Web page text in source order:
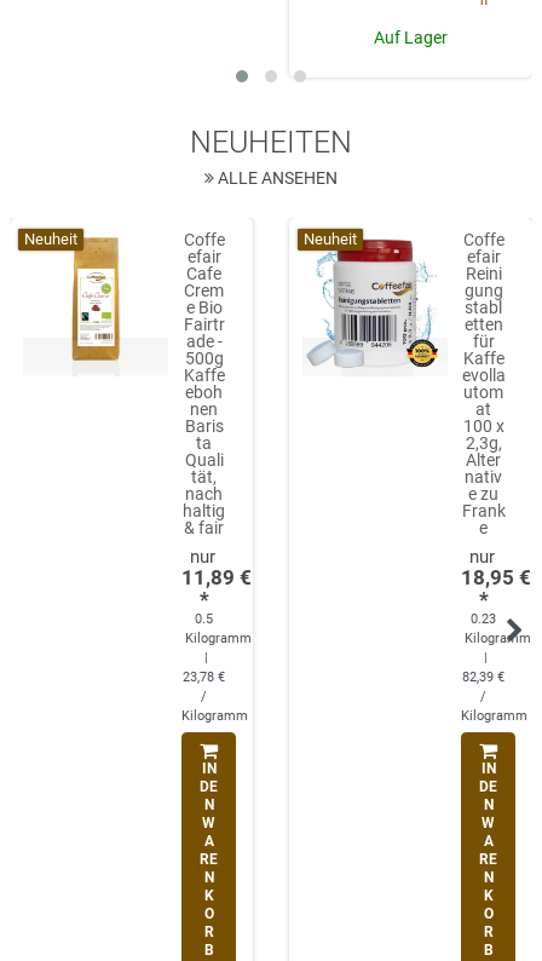
Auf Lager
NEUHEITEN
ALLE ANSEHEN
Neuheit
Coffe
efair
Cafe
Crem
e Bio
Fairtr
ade -
500g
Kaffe
eboh
nen
Baris
ta
Quali
tät,
nach
haltig
& fair
11,89 €
*
0.5
Kilogramm
23,78 €
/
Kilogramm
IN
DE
N
W
A
RE
N
K
O
R
B
Neuheit
Coffe
efair
Reini
gung
stabl
etten
für
Kaffe
evolla
utom
at
100 x
2,3g,
Alter
nativ
e zu
Frank
e
18,95 €
*
0.23
Kilogramm
82,39 €
/
Kilogramm
IN
DE
N
W
A
RE
N
K
O
R
B